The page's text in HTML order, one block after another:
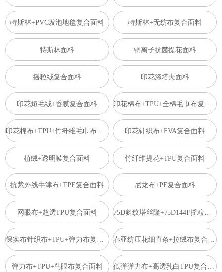
特斯林+PVC发泡地毯复合面料 特斯林+无纺布复合面料
特斯林面料 铜离子抗菌提花面料
摇粒绒复合面料 印花涤塔夫面料
印花短毛绒+香膜复合面料 印花棉布+TPU+全棉毛巾布复合面料
印花针织布+EVA复合面料
植绒+透明膜复合面料 竹纤维提花+TPU复合面料
抗紫外线牛津布+TPE复合面料 尼龙布+PE复合面料
网眼布+超透TPU复合面料
弹力布+TPU+鸟眼布复合面料 低弹弹力布+高透乳白TPU复合面料